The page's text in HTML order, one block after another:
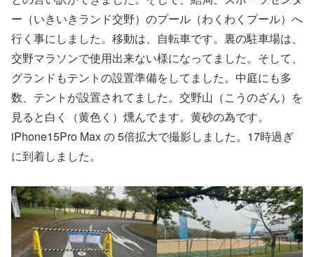
ー（いきいきランド交野）のプール（わくわくプール）へ
行く事にしました。移動は、自転車です。裏の駐車場は、
交野マラソンで使用出来ない様になってました。そして、
グランドもテントの設置準備をしてました。中庭にも多
数、テントが設置されてました。交野山（こうのざん）を
見ると白く（黄色く）燻んでます。黄砂の為です。
iPhone15Pro Max の 5倍拡大で撮影しました。17時過ぎ
に到着しました。